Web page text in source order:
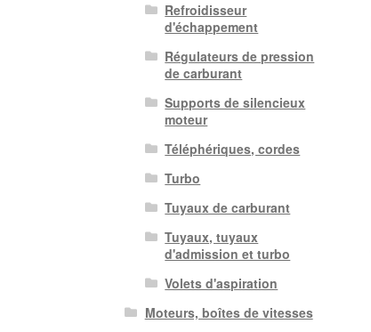
Refroidisseur
d'échappement
Régulateurs de pression
de carburant
Supports de silencieux
moteur
Téléphériques, cordes
Turbo
Tuyaux de carburant
Tuyaux, tuyaux
d'admission et turbo
Volets d'aspiration
Moteurs, boîtes de vitesses